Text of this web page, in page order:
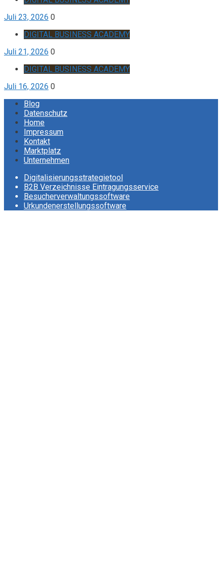
Juli 23, 2026 0
DIGITAL BUSINESS ACADEMY
Juli 21, 2026 0
DIGITAL BUSINESS ACADEMY
Juli 16, 2026 0
Blog
Datenschutz
Home
Impressum
Kontakt
Marktplatz
Unternehmen
Digitalisierungsstrategietool
B2B Verzeichnisse Eintragungsservice
Besucherverwaltungssoftware
Urkundenerstellungssoftware